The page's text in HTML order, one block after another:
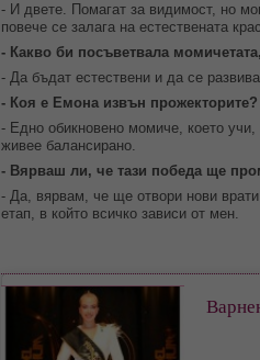
- И двете. Помагат за видимост, но
повече се залага на естествената
- Какво би посъветвала
- Да бъдат естествени и да се
- Коя е Емона извън прожекторите?
- Едно обикновено момиче, което
живее балансирано.
- Вярваш ли, че тази победа ще
- Да, вярвам, че ще отвори нови
етап, в който всичко зависи от мен.